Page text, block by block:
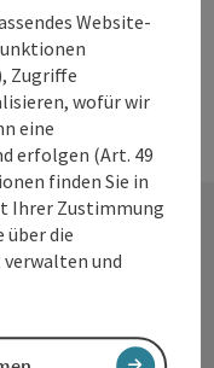
Website-
Zugriffe
wofür wir
eine
erfolgen (Art. 49
finden Sie in
Ihrer Zustimmung
über die
und